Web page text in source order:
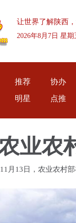
让世界了解陕西
2026年8月7日 星期
推荐 协办
明星 点推
11月13日，农业农村